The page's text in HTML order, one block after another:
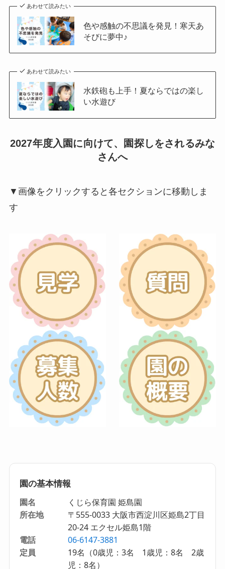
あわせて読みたい
色や感触の不思議を発見！寒天あ
そびに夢中♪
あわせて読みたい
水鉄砲も上手！夏ならではの楽し
い水遊び
2027年度入園に向けて、園探しをされるみな
さんへ
▼画像をクリックすると各セクションに移動しま
す
園の基本情報
園名
くじら保育園 姫島園
所在地
〒555-0033 大阪市西淀川区姫島2丁目
20-24 エクセル姫島1階
電話
06-6147-3881
定員
19名（0歳児：3名 1歳児：8名 2歳
児：8名）